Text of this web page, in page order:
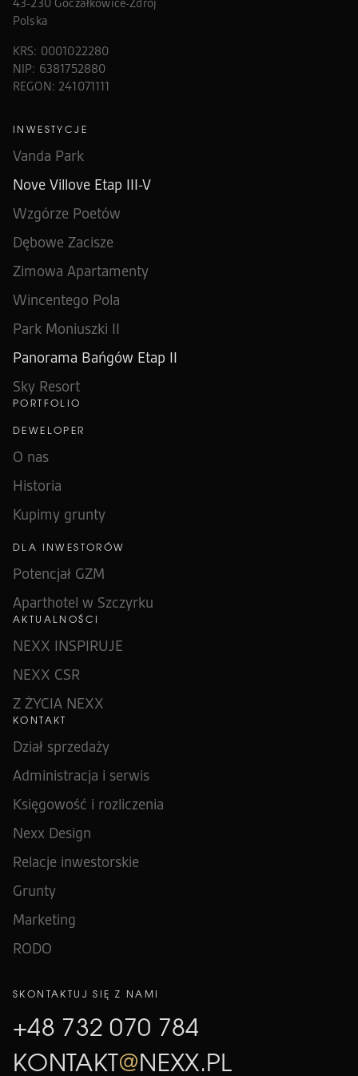
43-230 Goczałkowice-Zdrój
Polska
KRS: 0001022280
NIP: 6381752880
REGON: 241071111
INWESTYCJE
Vanda Park
Nove Villove Etap III-V
Wzgórze Poetów
Dębowe Zacisze
Zimowa Apartamenty
Wincentego Pola
Park Moniuszki II
Panorama Bańgów Etap II
Sky Resort
PORTFOLIO
DEWELOPER
O nas
Historia
Kupimy grunty
DLA INWESTORÓW
Potencjał GZM
Aparthotel w Szczyrku
AKTUALNOŚCI
NEXX INSPIRUJE
NEXX CSR
Z ŻYCIA NEXX
KONTAKT
Dział sprzedaży
Administracja i serwis
Księgowość i rozliczenia
Nexx Design
Relacje inwestorskie
Grunty
Marketing
RODO
SKONTAKTUJ SIĘ Z NAMI
+48 732 070 784
KONTAKT@NEXX.PL